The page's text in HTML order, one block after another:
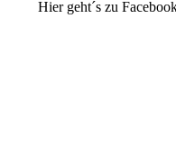
Hier geht´s zu